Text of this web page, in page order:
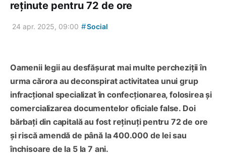
reținute pentru 72 de ore
24 apr. 2025, 09:00 #Social
Oamenii legii au desfășurat mai multe percheziții în
urma cărora au deconspirat activitatea unui grup
infracțional specializat în confecționarea, folosirea și
comercializarea documentelor oficiale false. Doi
bărbați din capitală au fost reținuți pentru 72 de ore
și riscă amendă de până la 400.000 de lei sau
închisoare de la 5 la 7 ani.